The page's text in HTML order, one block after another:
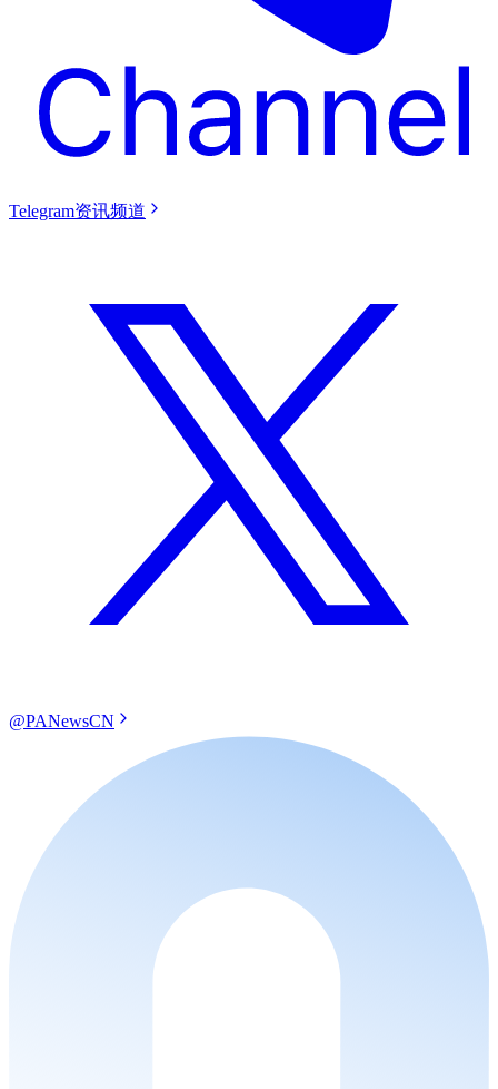
Telegram资讯频道
@PANewsCN